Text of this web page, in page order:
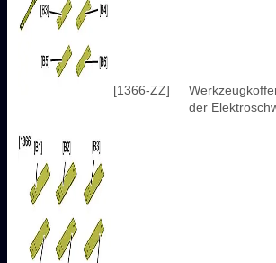
[1366-ZZ]
der